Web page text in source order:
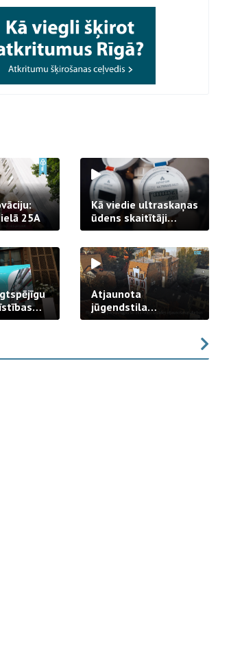
25A
Kā viedie ultraskaņas
ūdens skaitītāji
strādā praksē
Atjaunota
jūgendstila
arhitektūras pērles